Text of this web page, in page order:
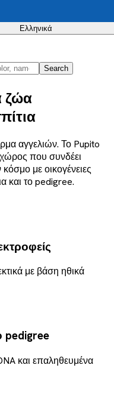
Ελληνικά
Search
ζώα
αγγελιών. Το Pupito
χώρος που συνδέει
με οικογένειες
και το pedigree.
με βάση ηθικά
pedigree
και επαληθευμένα